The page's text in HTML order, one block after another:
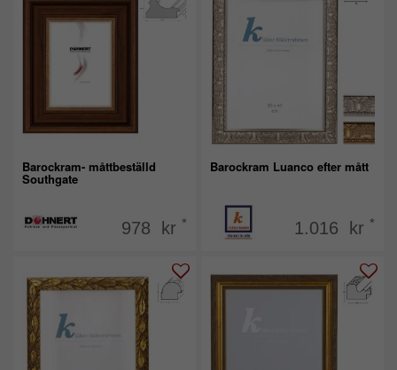
Barockram- måttbeställd
Southgate
978 kr *
Barockram Luanco efter mått
1.016 kr *